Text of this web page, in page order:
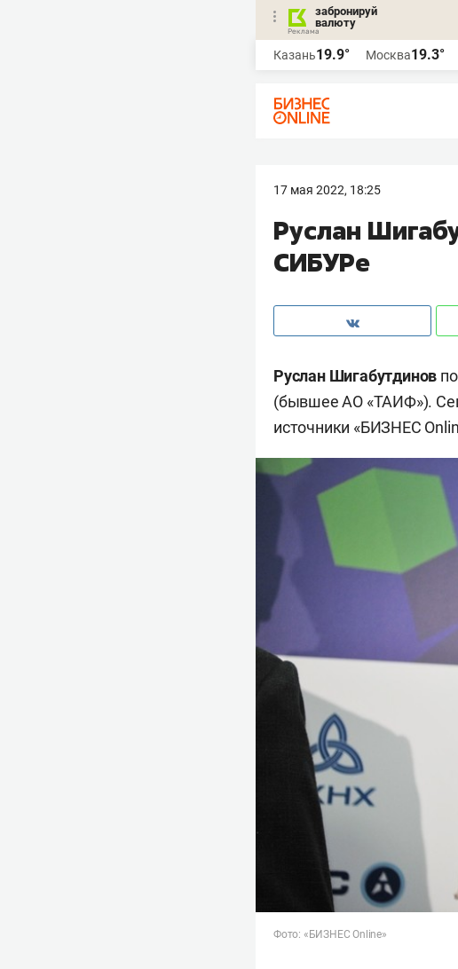
забронируй
валюту
Казань19.9° Москва19.3°
17 мая 2022, 18:25
Руслан
СИБУРе
Руслан Шигабутдинов
(бывшее АО «ТАИФ»).
источники «БИЗНЕС
Фото: «БИЗНЕС Online»